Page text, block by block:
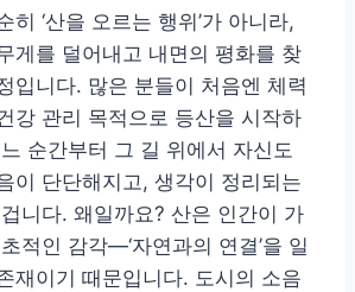
물
하
는
‘움
직
이
는
명
상’
히 ‘산을 오르는 행위’가 아니라,
게를 덜어내고 내면의 평화를 찾
입니다. 많은 분들이 처음엔 체력
강 관리 목적으로 등산을 시작하
순간부터 그 길 위에서 자신도
이 단단해지고, 생각이 정리되는
니다. 왜일까요? 산은 인간이 가
적인 감각—‘자연과의 연결’을 일
재이기 때문입니다. 도시의 소음